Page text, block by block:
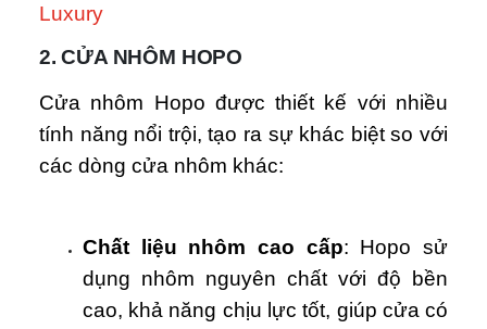
Luxury
2. CỬA NHÔM HOPO
Cửa nhôm Hopo được thiết kế với nhiều
tính năng nổi trội, tạo ra sự khác biệt so với
các dòng cửa nhôm khác:
Chất liệu nhôm cao cấp: Hopo sử
dụng nhôm nguyên chất với độ bền
cao, khả năng chịu lực tốt, giúp cửa có